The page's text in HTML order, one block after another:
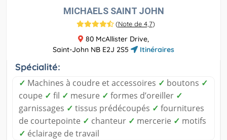
MICHAELS SAINT JOHN
(Note de 4,7)
80 McAllister Drive,
Saint-John NB E2J 2S5
Itinéraires
Spécialité:
✓ Machines à coudre et accessoires ✓ boutons ✓
coupe ✓ fil ✓ mesure ✓ formes d’oreiller ✓
garnissages ✓ tissus prédécoupés ✓ fournitures
de courtepointe ✓ chanteur ✓ mercerie ✓ motifs
✓ éclairage de travail